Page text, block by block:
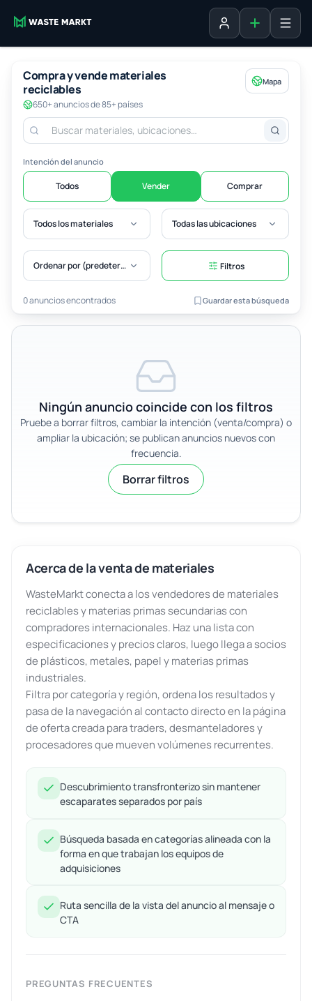
Iniciar sesión
Agregar
Compra y vende materiales
reciclables
650+ anuncios de 85+ países
Mapa
Intención del anuncio
Todos Vender Comprar
Todos los materiales Todas las ubicaciones
Ordenar por (predeterminado) Filtros
0 anuncios encontrados Guardar esta búsqueda
Ningún anuncio coincide con los filtros
Pruebe a borrar filtros, cambiar la intención (venta/compra) o
ampliar la ubicación; se publican anuncios nuevos con
frecuencia.
Borrar filtros
Acerca de la venta de materiales
WasteMarkt conecta a los vendedores de materiales
reciclables y materias primas secundarias con
compradores internacionales. Haz una lista con
especificaciones y precios claros, luego llega a socios
de plásticos, metales, papel y materias primas
industriales.
Filtra por categoría y región, ordena los resultados y
pasa de la navegación al contacto directo en la página
de oferta creada para traders, desmanteladores y
procesadores que mueven volúmenes recurrentes.
Descubrimiento transfronterizo sin mantener
escaparates separados por país
Búsqueda basada en categorías alineada con la
forma en que trabajan los equipos de
adquisiciones
Ruta sencilla de la vista del anuncio al mensaje o
CTA
PREGUNTAS FRECUENTES